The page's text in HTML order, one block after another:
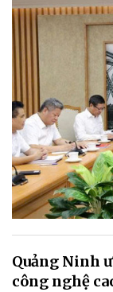
Quảng Ninh
công nghệ